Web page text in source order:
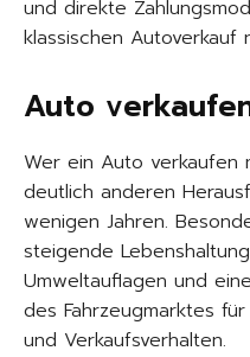
und direkte
klassischen Autoverkauf
Auto
Wer ein Auto
deutlich anderen
wenigen Jahren.
steigende
Umweltauflagen und
des Fahrzeugmarktes
und Verkaufsverhalten.